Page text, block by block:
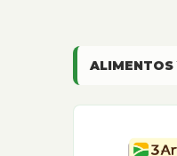
ALIMENTOS